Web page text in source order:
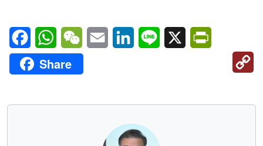
FacebookWhatsAppWeChatEmail LinkedInLine X
Share